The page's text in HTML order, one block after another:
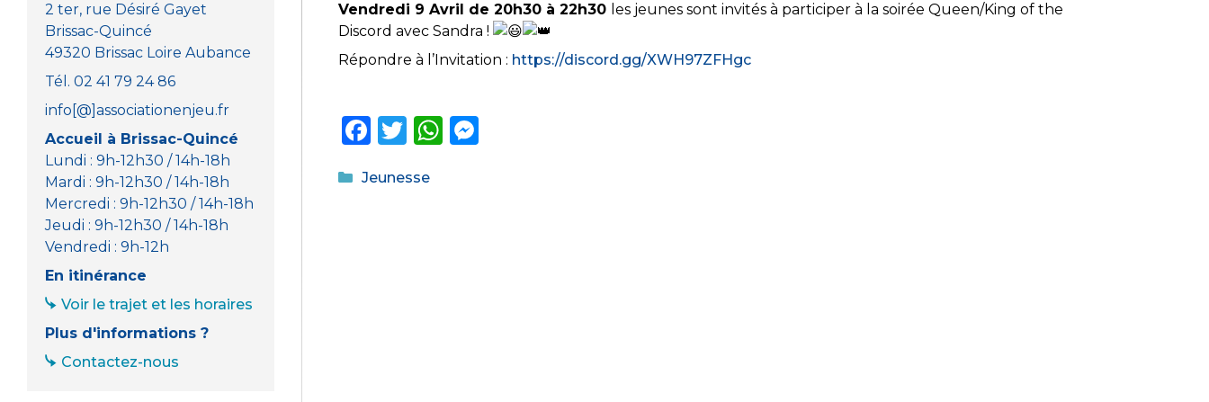
Vendredi 9 Avril de 20h30 à 22h30 les jeunes sont invités à participer à la soirée Queen/King of the
Discord avec Sandra !
Répondre à l’Invitation : https://discord.gg/XWH97ZFHgc
F
c
T
it
W
Catégories
Jeunesse
2 ter, rue Désiré Gayet
Brissac-Quincé
49320 Brissac Loire Aubance
Tél. 02 41 79 24 86
info[@]associationenjeu.fr
Accueil à Brissac-Quincé
Lundi : 9h-12h30 / 14h-18h
Mardi : 9h-12h30 / 14h-18h
Mercredi : 9h-12h30 / 14h-18h
Jeudi : 9h-12h30 / 14h-18h
Vendredi : 9h-12h
En itinérance
Voir le trajet et les horaires
Plus d'informations ?
Contactez-nous